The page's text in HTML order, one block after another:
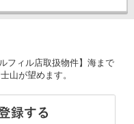
フィル店取扱物件】海まで
山が望めます。